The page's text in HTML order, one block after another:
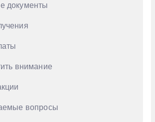
документы
внимание
вопросы